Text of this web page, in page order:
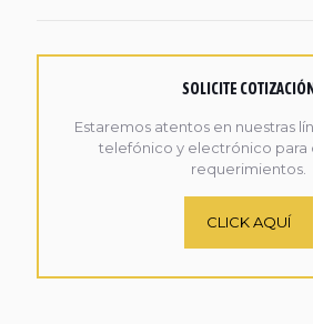
SOLICITE
Estaremos atentos en nuestras
telefónico y electrónico para
requerimientos.
CLICK AQUÍ